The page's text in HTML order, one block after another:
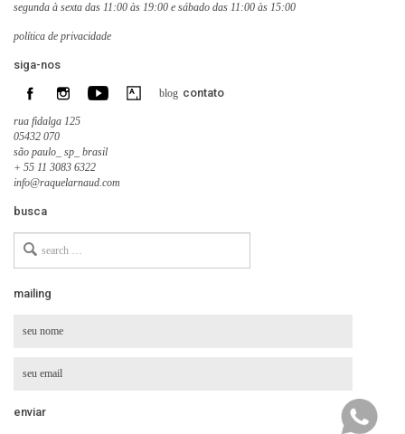
segunda à sexta das 11:00 às 19:00 e sábado das 11:00 às 15:00
política de privacidade
siga-nos
blog contato
rua fidalga 125
05432 070
são paulo_ sp_ brasil
+ 55 11 3083 6322
info@raquelarnaud.com
busca
for
mailing